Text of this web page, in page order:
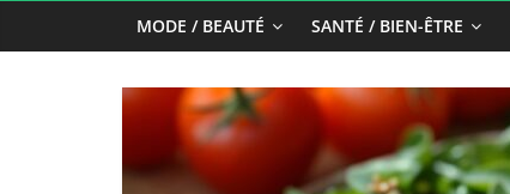
MODE / BEAUTÉ SANTÉ / BIEN-ÊTRE